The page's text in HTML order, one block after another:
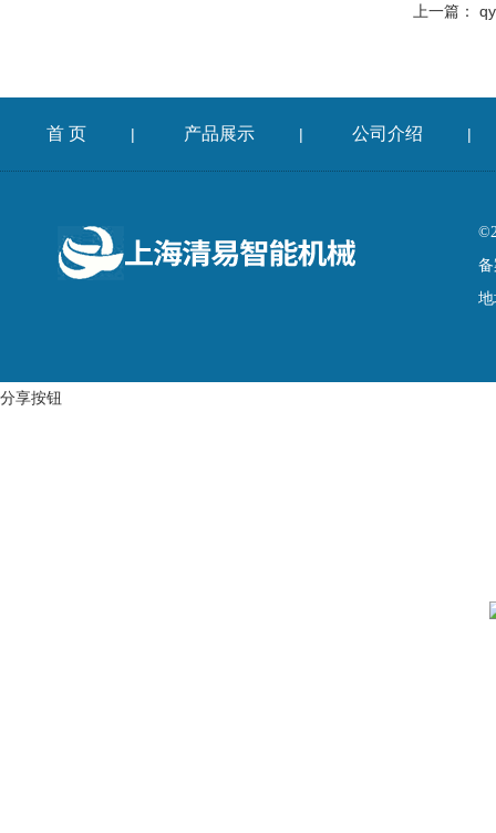
上一篇：
首 页 | 产品展示 | 公司介绍 |
备
分享按钮